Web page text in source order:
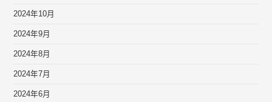
2024年10月
2024年9月
2024年8月
2024年7月
2024年6月